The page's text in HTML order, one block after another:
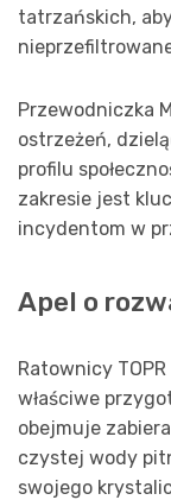
tatrzańskich,
Przewodniczka
ostrzeżeń,
profilu
zakresie jest
incydentom w
Apel o
Ratownicy
właściwe
obejmuje
czystej wody
swojego